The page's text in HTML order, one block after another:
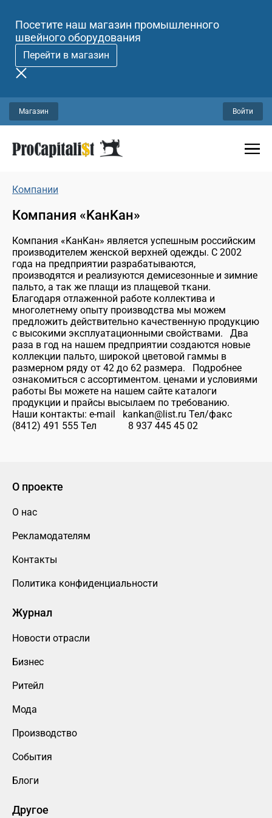
Посетите наш магазин промышленного
швейного оборудования
Перейти в магазин
Магазин Войти
Компании
Компания «KaнKaн»
Компания «KaнKaн» является успешным российским
производителем женской верхней одежды. С 2002
года на предприятии разрабатываются,
производятся и реализуются демисезонные и зимние
пальто, а так же плащи из плащевой ткани.
Благодаря отлаженной работе коллектива и
многолетнему опыту производства мы можем
предложить действительно качественную продукцию
с высокими эксплуатационными свойствами. Два
раза в год на нашем предприятии создаются новые
коллекции пальто, широкой цветовой гаммы в
размерном ряду от 42 до 62 размера. Подробнее
ознакомиться с ассортиментом. ценами и условиями
работы Вы можете на нашем сайте каталоги
продукции и прайсы высылаем по требованию.
Наши контакты: e-mail kankan@list.ru Тел/факс
(8412) 491 555 Тел 8 937 445 45 02
О проекте
О нас
Рекламодателям
Контакты
Политика конфиденциальности
Журнал
Новости отрасли
Бизнес
Ритейл
Мода
Производство
События
Блоги
Другое